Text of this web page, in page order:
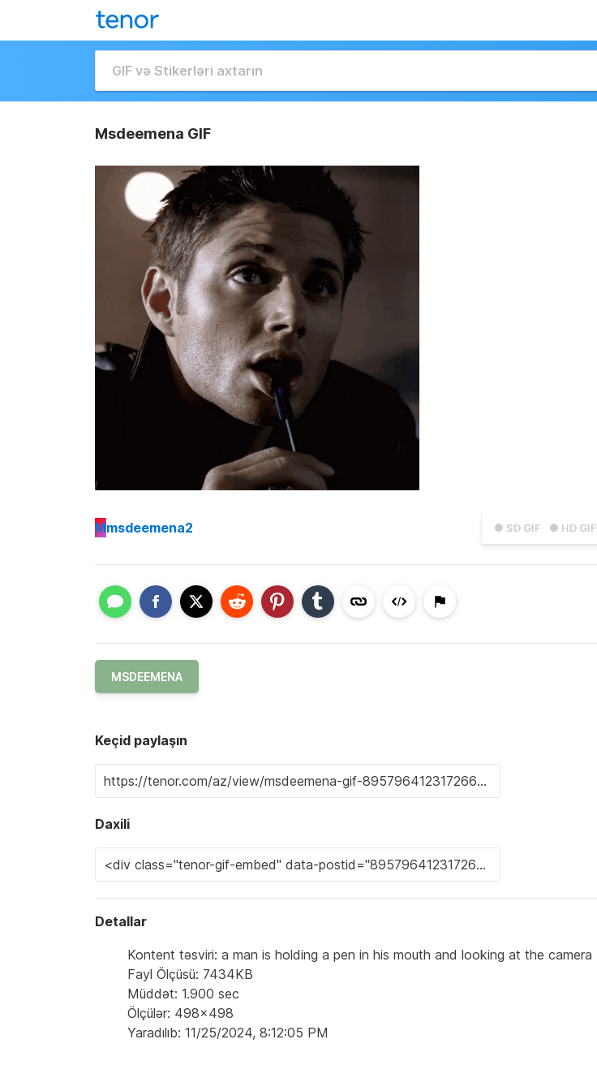
Msdeemena GIF
● SD GIF ● HD GIF
Mmsdeemena2
MSDEEMENA
Keçid paylaşın
Daxili
Detallar
Kontent təsviri: a man is holding a pen in his mouth and looking at the camera
Fayl Ölçüsü: 7434KB
Müddət: 1.900 sec
Ölçülər: 498x498
Yaradılıb: 11/25/2024, 8:12:05 PM